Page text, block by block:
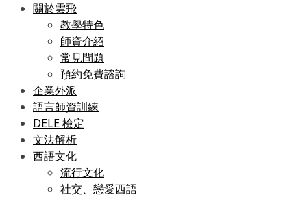
關於雲飛
教學特色
師資介紹
常見問題
預約免費諮詢
企業外派
語言師資訓練
DELE 檢定
文法解析
西語文化
流行文化
社交、戀愛西語